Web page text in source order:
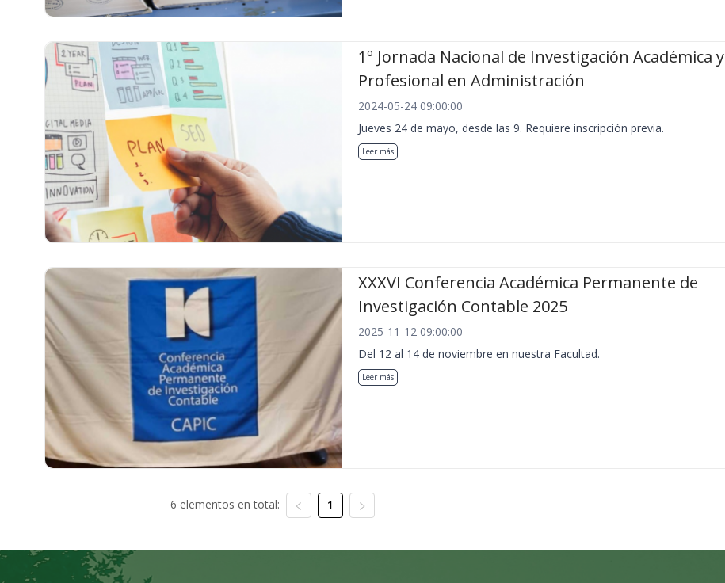
1º Jornada Nacional de Investigación Académica y
Profesional en Administración
2024-05-24 09:00:00
Jueves 24 de mayo, desde las 9. Requiere inscripción previa.
Leer más
XXXVI Conferencia Académica Permanente de
Investigación Contable 2025
2025-11-12 09:00:00
Del 12 al 14 de noviembre en nuestra Facultad.
Leer más
6 elementos en total: 1